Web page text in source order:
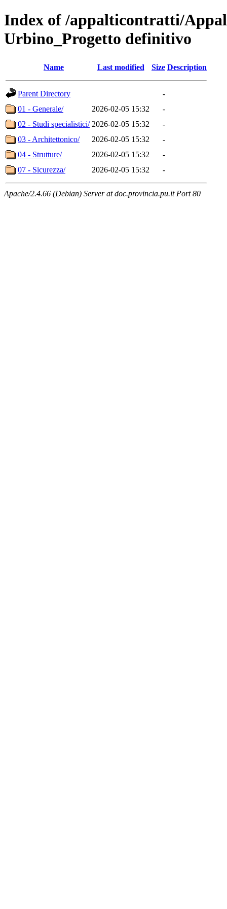
Index of /appalticontratti/
Urbino_Progetto definitivo
Name Last modified Size Description
Parent Directory
-
01 - Generale/
2026-02-05 15:32
-
02 - Studi specialistici/ 2026-02-05 15:32
-
03 - Architettonico/
2026-02-05 15:32
-
04 - Strutture/
2026-02-05 15:32
-
07 - Sicurezza/
2026-02-05 15:32 -
Apache/2.4.66 (Debian) Server at doc.provincia.pu.it Port 80